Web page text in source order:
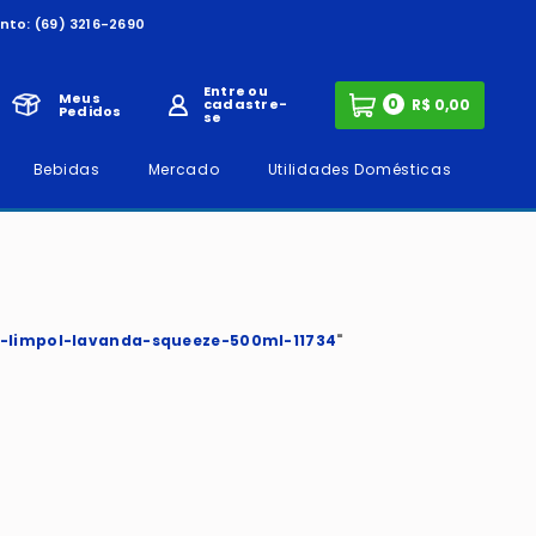
(69) 3216-2690
Meus
Pedidos
Entre ou
cadastre-
se
0
Bebidas Mercado Utilidades Domésticas
lavanda-squeeze-500ml-11734"